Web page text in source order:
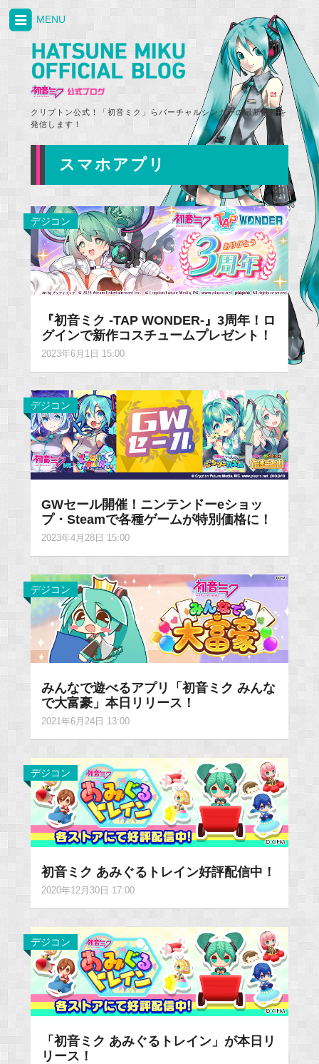
クリプトン公式！「初音ミク」らバーチャルシンガーの最新情報を
発信します！
MENU
スマホアプリ
デジコン
『初音ミク -TAP WONDER-』3周年！ロ
グインで新作コスチュームプレゼント！
2023年6月1日 15:00
デジコン
GWセール開催！ニンテンドーeショッ
プ・Steamで各種ゲームが特別価格に！
2023年4月28日 15:00
デジコン
みんなで遊べるアプリ「初音ミク みんな
で大富豪」本日リリース！
2021年6月24日 13:00
デジコン
初音ミク あみぐるトレイン好評配信中！
2020年12月30日 17:00
デジコン
「初音ミク あみぐるトレイン」が本日リ
リース！